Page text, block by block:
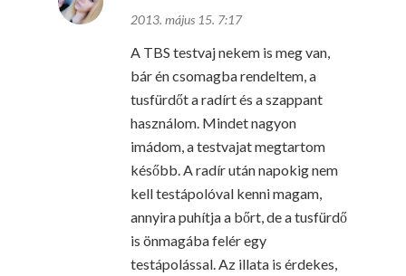
2013. május 15. 7:17
A TBS testvaj nekem is meg van,
bár én csomagba rendeltem, a
tusfürdőt a radírt és a szappant
használom. Mindet nagyon
imádom, a testvajat megtartom
később. A radír után napokig nem
kell testápolóval kenni magam,
annyira puhítja a bőrt, de a tusfürdő
is önmagába felér egy
testápolással. Az illata is érdekes,